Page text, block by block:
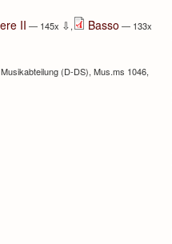
II — 145x ⇩, Basso — 133x
(D-DS), Mus.ms 1046,